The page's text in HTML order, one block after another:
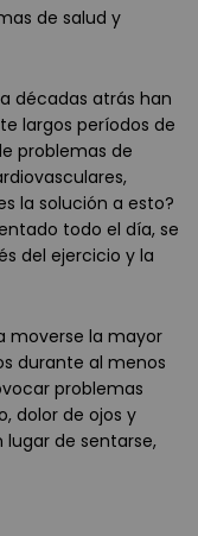
de salud y
décadas atrás han
largos períodos de
problemas de
la solución a esto?
todo el día, se
del ejercicio y la
moverse la mayor
durante al menos
problemas
dolor de ojos y
lugar de sentarse,